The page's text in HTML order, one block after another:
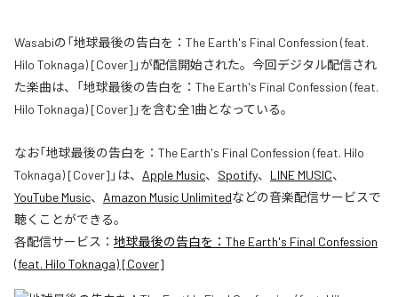
Wasabiの「地球最後の告白を：The Earth's Final Confession (feat.
Hilo Toknaga) [Cover]」が配信開始された。今回デジタル配信され
た楽曲は、「地球最後の告白を：The Earth's Final Confession (feat.
Hilo Toknaga) [Cover]」を含む全1曲となっている。
なお「地球最後の告白を：The Earth's Final Confession (feat. Hilo
Toknaga) [Cover] 」は、 Apple Music、 Spotify、 LINE MUSIC、
YouTube Music、 Amazon Music Unlimitedなどの音楽配信サービスで
聴くことができる。
各配信サービス： 地球最後の告白を：The Earth's Final Confession
(feat. Hilo Toknaga) [Cover]